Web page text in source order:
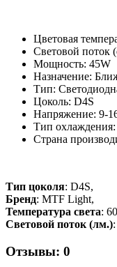
Цветовая
Световой поток
Мощность: 45W
Назначение:
Тип:
Цоколь: D4S
Напряжение: 9-
Тип
Страна
Тип цоколя: D4S,
Бренд: MTF Light,
Температура света:
Световой поток (лм.)
Отзывы: 0